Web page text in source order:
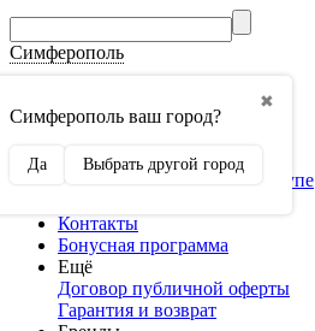
Симферополь
✖
Симферополь ваш город?
Да Выбрать другой город
Мебель оптом
Конструктор кухни
Конструктор шкафа-купе
Контакты
Бонусная программа
Ещё
Договор публичной оферты
Гарантия и возврат